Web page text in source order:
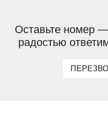
Оставьте номер
радостью